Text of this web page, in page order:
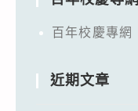
百年校慶專網
近期文章